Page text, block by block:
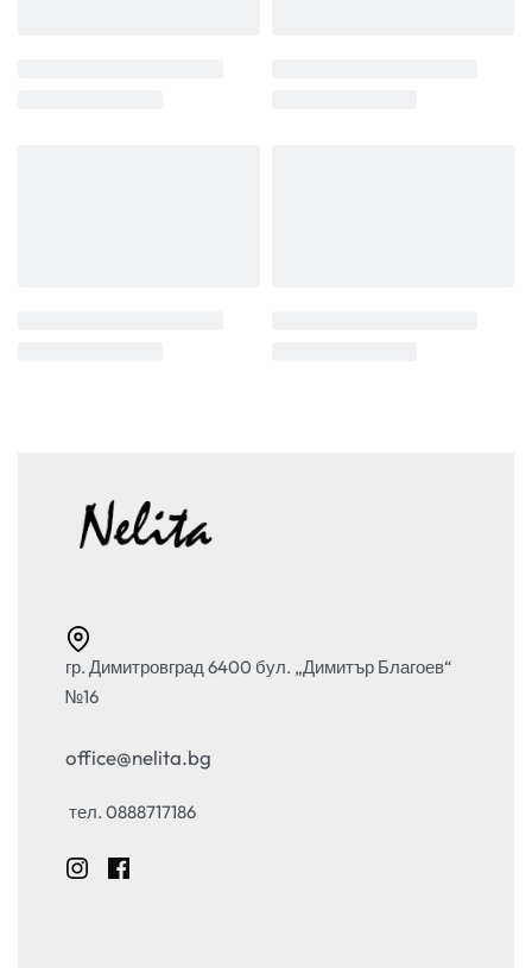
гр. Димитровград 6400 бул. „Димитър Благоев“
№16
office@nelita.bg
тел. 0888717186